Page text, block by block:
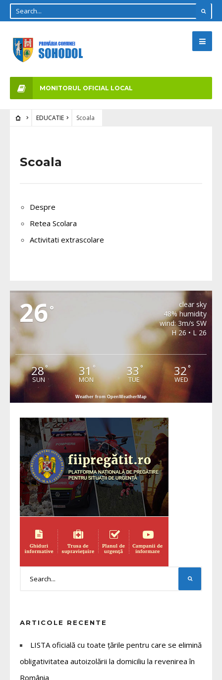
MONITORUL OFICIAL LOCAL
EDUCATIE Scoala
Scoala
Despre
Retea Scolara
Activitati extrascolare
26°
clear sky
48% humidity
wind: 3m/s SW
H 26 • L 26
28°
SUN
31°
MON
33°
TUE
32°
WED
Weather from OpenWeatherMap
ARTICOLE RECENTE
LISTA oficială cu toate țările pentru care se elimină
obligativitatea autoizolării la domiciliu la revenirea în
România